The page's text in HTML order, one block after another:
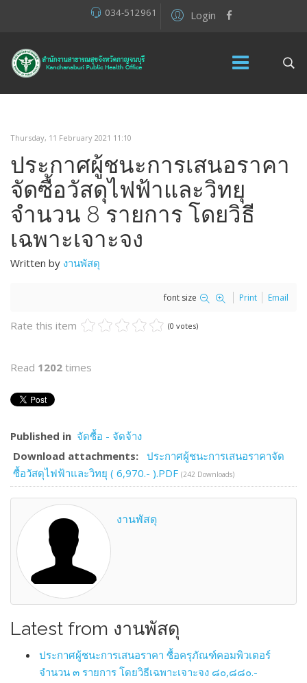
Login
034-512961
Thursday, 11 February 2021 11:10
ประกาศผู้ชนะการเสนอราคา
จัดซื้อวัสดุไฟฟ้าและวิทยุ
จำนวน 8 รายการ โดยวิธี
เฉพาะเจาะจง
Written by งานพัสดุ
font size Print Email
Rate this item (0 votes)
Read 1202 times
Published in จัดซื้อ - จัดจ้าง
Download attachments: ประกาศผู้ชนะการเสนอราคาจัด
ซื้อวัสดุไฟฟ้าและวิทยุ ( 6,970.- ).PDF (242 Downloads)
งานพัสดุ
Latest from งานพัสดุ
ประกาศผู้ชนะการเสนอราคา ซื้อครุภัณฑ์คอมพิวเตอร์
จำนวน ๓ รายการ โดยวิธีเฉพาะเจาะจง ๘๐,๘๘๐.-